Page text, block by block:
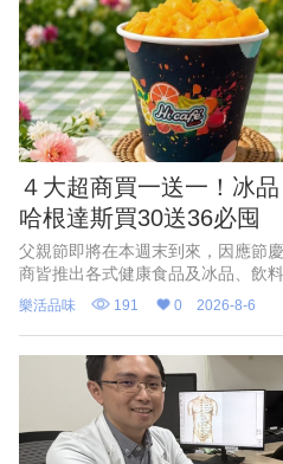
４大超商買一送一！冰
哈根達斯買30送36必囤
父親節即將在本週末到來，因應節
商皆推出各式健康食品及冰品、飲
名遊戲《絕區零》，霜淇淋、思樂
定芋頭品項買一
樂活品味 191 0 2026-8-6